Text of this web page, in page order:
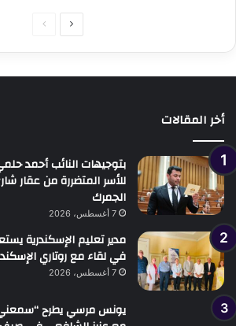
الصفحةالصفحة
أخر المقالات
للأسر المتضررة من عقار
الجمرك
7 أغسطس، 2026
مدير تعليم الإسكندرية
في لقاء مع روتاري
7 أغسطس، 2026
يونس مرسي يطرح